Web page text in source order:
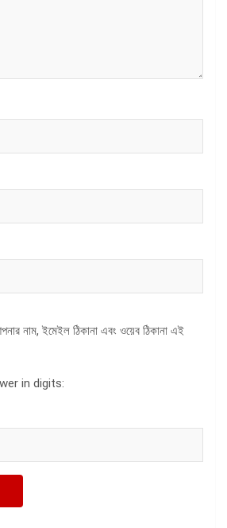
নাম, ইমেইল ঠিকানা এবং ওয়েব ঠিকানা এই
in digits: